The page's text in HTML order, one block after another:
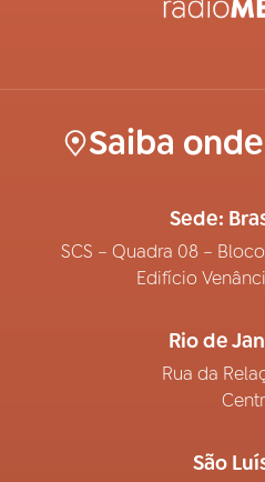
Saiba
Sede:
SCS – Quadra 08 –
Edifício
Rio de
Rua da
São